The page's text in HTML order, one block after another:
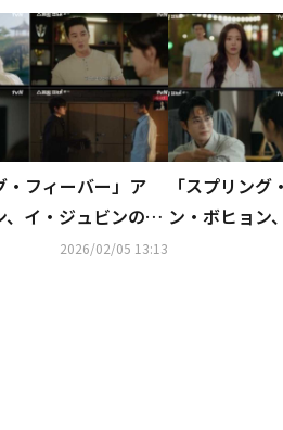
・フィーバー」ア
、イ・ジュビンの前
【ネタバレあり】
2026/02/05 13:13
「スプリン
ン・ボヒョン
を変えよう